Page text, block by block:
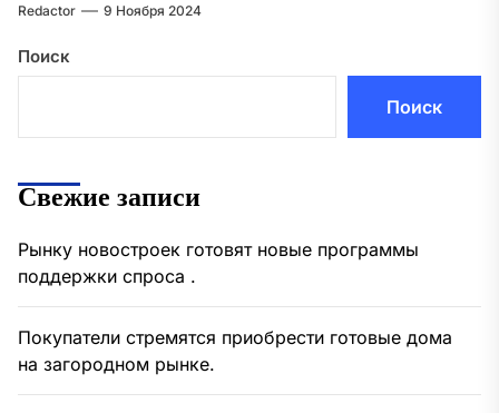
Redactor 9 Ноября 2024
Поиск
Поиск
Свежие записи
Рынку новостроек готовят новые программы
поддержки спроса .
Покупатели стремятся приобрести готовые дома
на загородном рынке.